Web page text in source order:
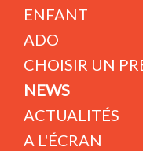
ENFANT
ADO
CHOISIR UN
NEWS
ACTUALITÉS
A L'ÉCRAN